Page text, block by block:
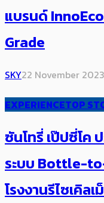
แบรนด์
Grade
SKY22 November 2023
EXPERIENCETOP
ซันโทรี่ เป๊ปซี่โค
ระบบ Bottle-
โรงงานรีไซเคิ